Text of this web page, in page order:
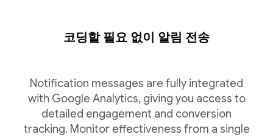
코딩할 필요 없이 알림 전송
Notification messages are fully integrated
with Google Analytics, giving you access to
detailed engagement and conversion
tracking. Monitor effectiveness from a single